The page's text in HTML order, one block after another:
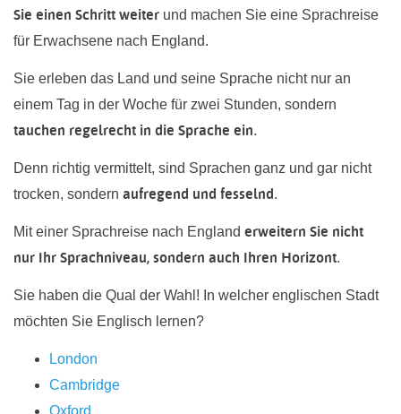
Sie einen Schritt weiter und machen Sie eine Sprachreise
für Erwachsene nach England.
Sie erleben das Land und seine Sprache nicht nur an
einem Tag in der Woche für zwei Stunden, sondern
tauchen regelrecht in die Sprache ein.
Denn richtig vermittelt, sind Sprachen ganz und gar nicht
trocken, sondern aufregend und fesselnd.
Mit einer Sprachreise nach England erweitern Sie nicht
nur Ihr Sprachniveau, sondern auch Ihren Horizont.
Sie haben die Qual der Wahl! In welcher englischen Stadt
möchten Sie Englisch lernen?
London
Cambridge
Oxford